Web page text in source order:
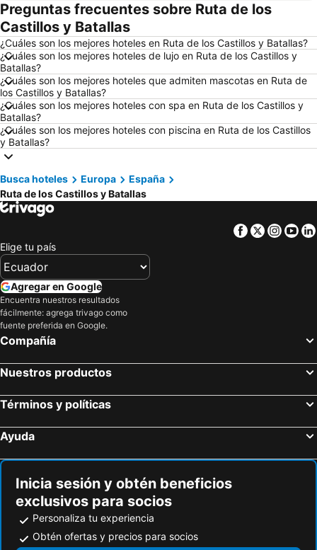
Hoteles en Puerto López
Hoteles en Pedernales
Hoteles en Miami
Hoteles en Ambato
Hoteles en Cojimies
Hoteles en Lisboa
Hoteles en Oporto
Hoteles en Galápagos
Hoteles en Esmeraldas
Hoteles en Curazao
Hoteles en Guatemala
Hoteles en Santa Cruz
Hoteles en Colombia
Hoteles en Italia
Hoteles en Tailandia
Hoteles en Lima
Hoteles en Tumbes
Hoteles en San Cristóbal
Preguntas frecuentes sobre Ruta de los
Castillos y Batallas
¿Cuáles son los mejores hoteles en Ruta de los Castillos y Batallas?
¿Cuáles son los mejores hoteles de lujo en Ruta de los Castillos y
Batallas?
¿Cuáles son los mejores hoteles que admiten mascotas en Ruta de
los Castillos y Batallas?
¿Cuáles son los mejores hoteles con spa en Ruta de los Castillos y
Batallas?
¿Cuáles son los mejores hoteles con piscina en Ruta de los Castillos
y Batallas?
Busca hoteles Europa
España
Ruta de los Castillos y Batallas
Facebook
Twitter
Elige tu país
Agregar en Google
Encuentra nuestros resultados
fácilmente: agrega trivago como
fuente preferida en Google.
Compañía
Nuestros productos
Términos y políticas
Ayuda
Inicia sesión y obtén beneficios
exclusivos para socios
Personaliza tu experiencia
Obtén ofertas y precios para socios